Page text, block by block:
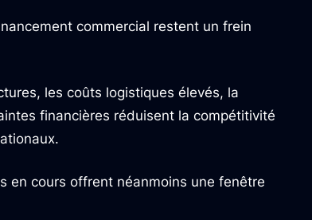
commercial restent un frein
les coûts logistiques élevés, la
financières réduisent la compétitivité
en cours offrent néanmoins une fenêtre